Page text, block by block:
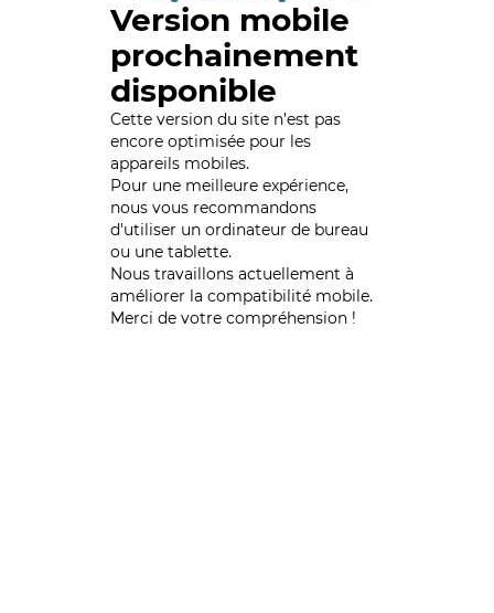
Version mobile
prochainement
disponible
Cette version du site n’est pas
encore optimisée pour les
appareils mobiles.
Pour une meilleure expérience,
nous vous recommandons
d'utiliser un ordinateur de bureau
ou une tablette.
Nous travaillons actuellement à
améliorer la compatibilité mobile.
Merci de votre compréhension !